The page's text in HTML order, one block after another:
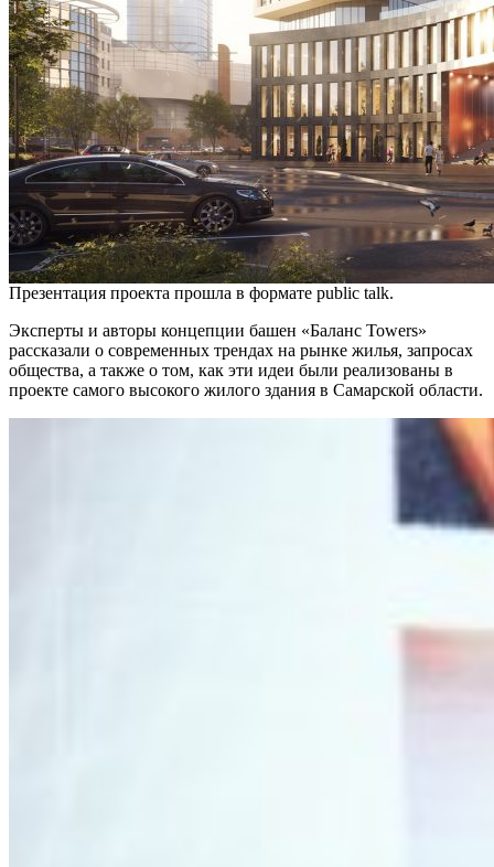
Презентация проекта прошла в формате public talk.
Эксперты и авторы концепции башен «Баланс Towers»
рассказали о современных трендах на рынке жилья, запросах
общества, а также о том, как эти идеи были реализованы в
проекте самого высокого жилого здания в Самарской области.